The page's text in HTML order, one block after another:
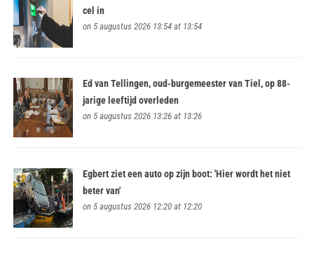
cel in
on 5 augustus 2026 13:54 at 13:54
Ed van Tellingen, oud-burgemeester van Tiel, op 88-
jarige leeftijd overleden
on 5 augustus 2026 13:26 at 13:26
Egbert ziet een auto op zijn boot: 'Hier wordt het niet
beter van'
on 5 augustus 2026 12:20 at 12:20